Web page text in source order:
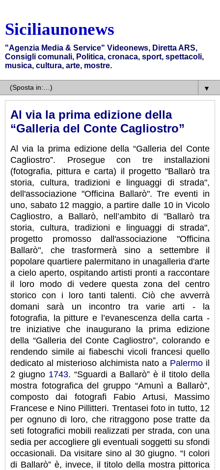
Siciliaunonews
"Agenzia Media & Service" Videonews, Diretta ARS,
Consigli comunali, Politica, cronaca, sport, spettacoli,
musica, cultura, arte, mostre.
▼
Al via la prima edizione della
“Galleria del Conte Cagliostro”
Al via la prima edizione della “Galleria del Conte
Cagliostro”. Prosegue con tre installazioni
(fotografia, pittura e carta) il progetto "Ballarò tra
storia, cultura, tradizioni e linguaggi di strada",
dell'associazione "Officina Ballarò". Tre eventi in
uno, sabato 12 maggio, a partire dalle 10 in Vicolo
Cagliostro, a Ballarò, nell’ambito di "Ballarò tra
storia, cultura, tradizioni e linguaggi di strada",
progetto promosso dall'associazione "Officina
Ballarò", che trasformerà sino a settembre il
popolare quartiere palermitano in unagalleria d'arte
a cielo aperto, ospitando artisti pronti a raccontare
il loro modo di vedere questa zona del centro
storico con i loro tanti talenti. Ciò che avverrà
domani sarà un incontro tra varie arti - la
fotografia, la pitture e l’evanescenza della carta -
tre iniziative che inaugurano la prima edizione
della “Galleria del Conte Cagliostro”, colorando e
rendendo simile ai fiabeschi vicoli francesi quello
dedicato al misterioso alchimista nato a Palermo il
2 giugno 1743. “Sguardi a Ballarò” è il titolo della
mostra fotografica del gruppo “Amunì a Ballarò”,
composto dai fotografi Fabio Artusi, Massimo
Francese e Nino Pillitteri. Trentasei foto in tutto, 12
per ognuno di loro, che ritraggono pose tratte da
seti fotografici mobili realizzati per strada, con una
sedia per accogliere gli eventuali soggetti su sfondi
occasionali. Da visitare sino al 30 giugno. “I colori
di Ballarò” è, invece, il titolo della mostra pittorica